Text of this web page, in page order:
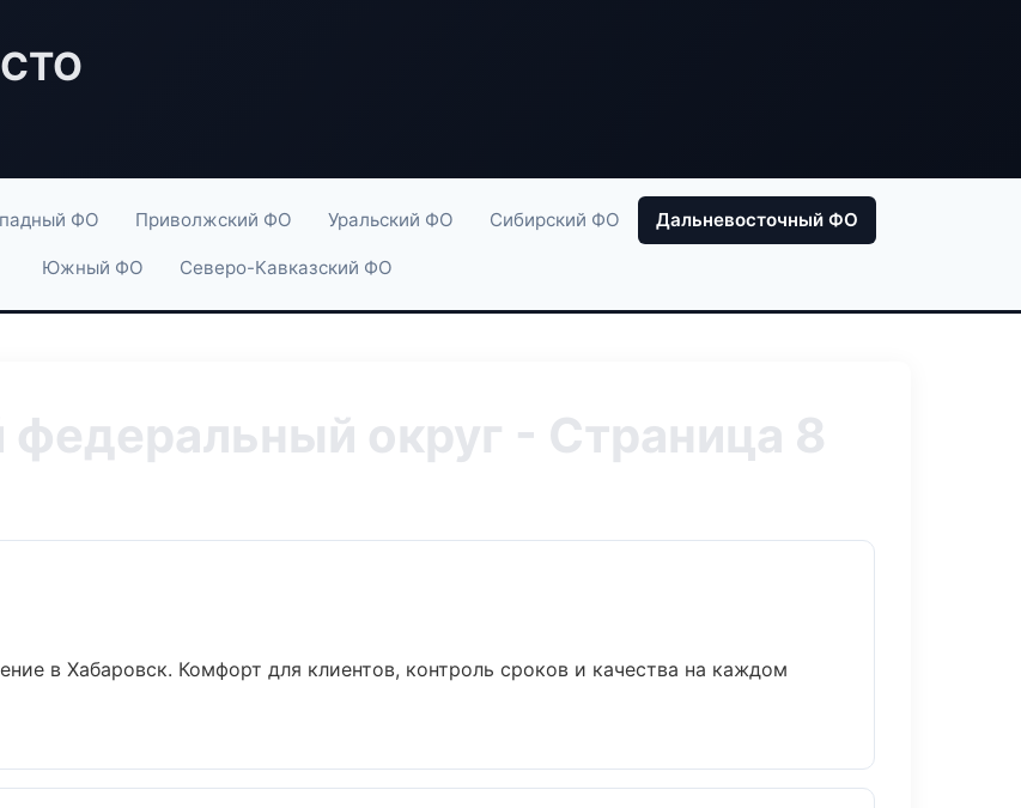
СТО
ФО Приволжский ФО Уральский ФО Сибирский ФО Дальневосточный ФО
Южный ФО Северо-Кавказский ФО
округ - Страница 8
в Хабаровск. Комфорт для клиентов, контроль сроков и качества на каждом